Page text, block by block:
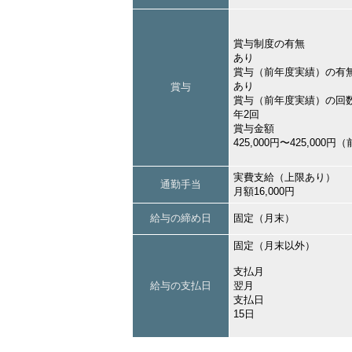
賞与
賞与制度の有無
あり
賞与（前年度実績）の有
あり
賞与（前年度実績）の回
年2回
賞与金額
425,000円〜425,000円（
通勤手当
実費支給（上限あり）
月額16,000円
給与の締め日 固定（月末）
給与の支払日
固定（月末以外）
支払月
翌月
支払日
15日